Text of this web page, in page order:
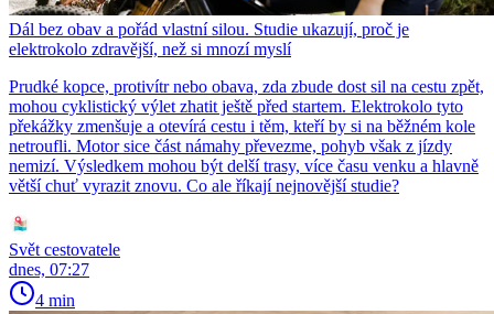
Dál bez obav a pořád vlastní silou. Studie ukazují, proč je
elektrokolo zdravější, než si mnozí myslí
Prudké kopce, protivítr nebo obava, zda zbude dost sil na cestu zpět,
mohou cyklistický výlet zhatit ještě před startem. Elektrokolo tyto
překážky zmenšuje a otevírá cestu i těm, kteří by si na běžném kole
netroufli. Motor sice část námahy převezme, pohyb však z jízdy
nemizí. Výsledkem mohou být delší trasy, více času venku a hlavně
větší chuť vyrazit znovu. Co ale říkají nejnovější studie?
Svět cestovatele
dnes, 07:27
4 min